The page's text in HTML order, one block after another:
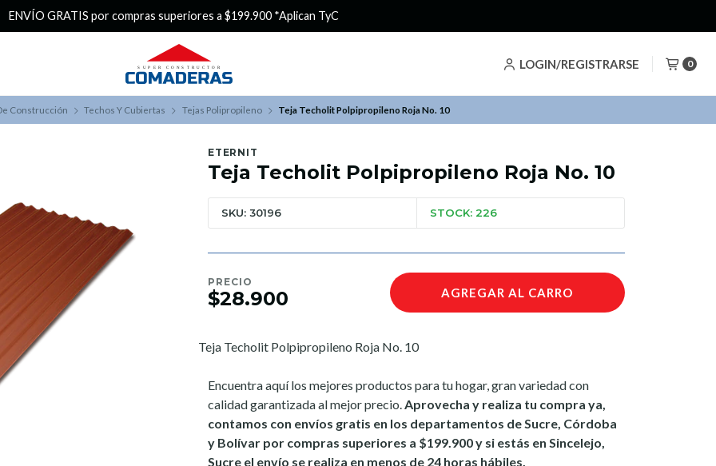
LOGIN/REGISTRARSE 0
¿Buscas Promociones? ¡Aprovecha nuestros Descuentazos!
Construcción Techos Y Cubiertas Tejas Polipropileno Teja Techolit Polpipropileno Roja No. 10
ETERNIT
Teja Techolit Polpipropileno Roja No. 10
SKU: 30196 STOCK: 226
PRECIO
$28.900 AGREGAR AL CARRO
Teja Techolit Polpipropileno Roja No. 10
Encuentra aquí los mejores productos para tu hogar, gran variedad con
calidad garantizada al mejor precio.Aprovecha y realiza tu compra ya,
contamos con envíos gratis en los departamentos de Sucre, Córdoba
y Bolívar por compras superiores a $199.900 y si estás en Sincelejo,
Sucre el envío se realiza en menos de 24 horas hábiles.